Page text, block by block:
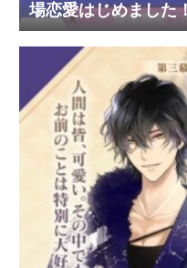
場恋愛はじめました
環・蒼太)